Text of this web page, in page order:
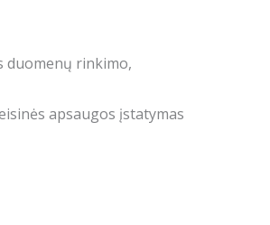
duomenų rinkimo,
apsaugos įstatymas